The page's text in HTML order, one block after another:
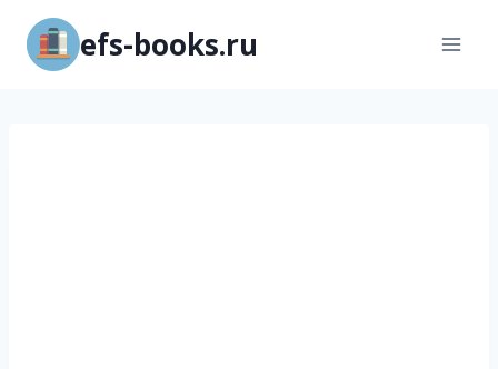
Перейти
содержимому
efs-books.ru